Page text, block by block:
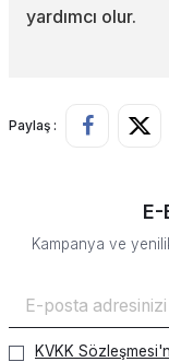
yardımcı olur.
Paylaş :
E-
Kampanya ve
KVKK